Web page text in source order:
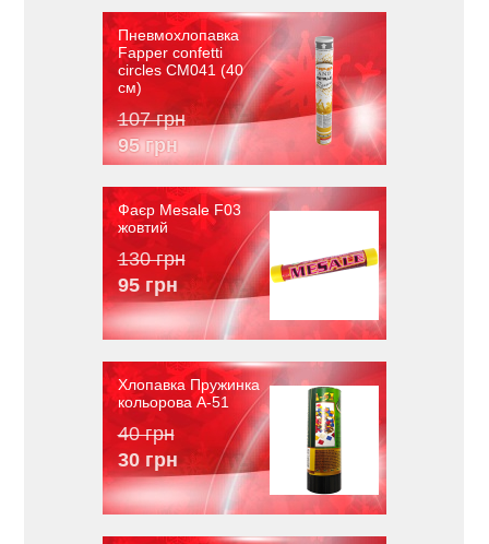
Пневмохлопавка
Fapper confetti
circles CM041 (40
см)
107 грн
95 грн
Фаєр Mesale F03
жовтий
130 грн
95 грн
Хлопавка Пружинка
кольорова A-51
40 грн
30 грн